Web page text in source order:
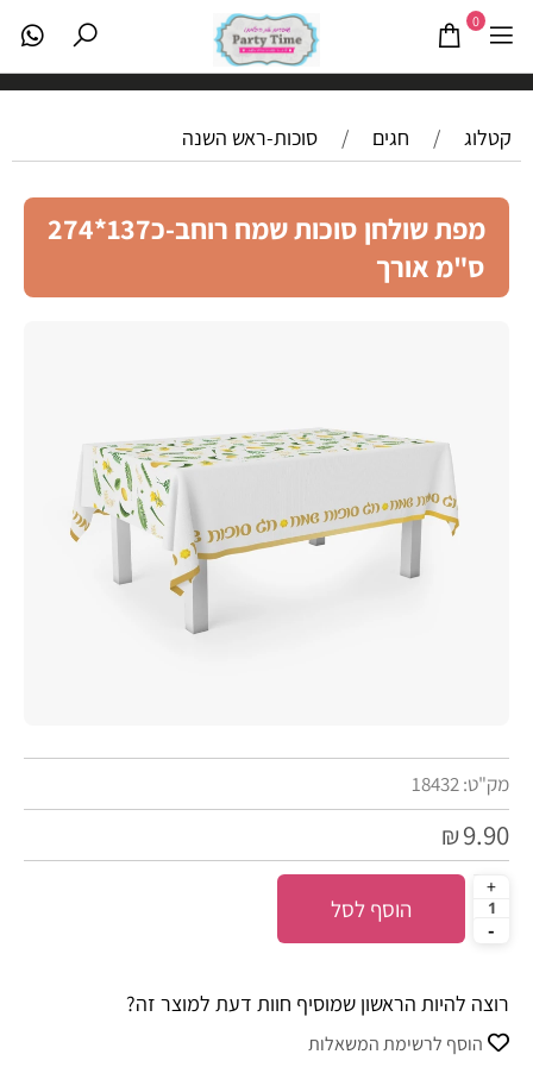
0
קטלוג / חגים / סוכות-ראש השנה
מפת שולחן סוכות שמח רוחב-כ137*274
ס"מ אורך
מק"ט:18432
₪9.90
הוסף לסל
רוצה להיות הראשון שמוסיף חוות דעת למוצר זה?
הוסף לרשימת המשאלות